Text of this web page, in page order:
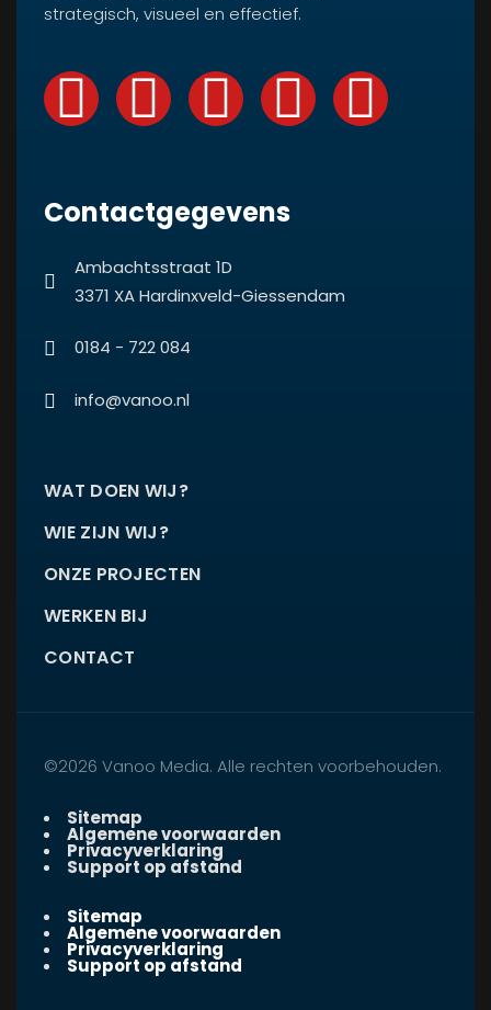
strategisch, visueel en effectief.
Contactgegevens
Ambachtsstraat 1D
3371 XA Hardinxveld-Giessendam
0184 - 722 084
info@vanoo.nl
WAT DOEN WIJ?
WIE ZIJN WIJ?
ONZE PROJECTEN
WERKEN BIJ
CONTACT
©2026 Vanoo Media. Alle rechten voorbehouden.
Sitemap
Algemene voorwaarden
Privacyverklaring
Support op afstand
Sitemap
Algemene voorwaarden
Privacyverklaring
Support op afstand